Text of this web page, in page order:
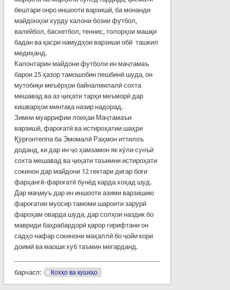
бештари онро иншооти варзишӣ, ба монанди
майдонҳои хурду калони бозии футбол,
валейбол, баскетбол, теннис, толорҳои машқи
бадан ва қасри намудҳои варзиши обӣ ташкил
медиҳанд.
Калонтарин майдони футболи ин маҷтамаъ
барои 25 ҳазор тамошобин пешбинӣ шуда, он
мутобиқи меъёрҳои байналмилалӣ сохта
мешавад ва аз ҷиҳати тарҳи меъморӣ дар
кишварҳои минтақа назир надорад.
Зимни муаррифии лоиҳаи Маҷтамаъи
варзишӣ, фароғатӣ ва истироҳатии шаҳри
Қӯрғонтеппа ба Эмомалӣ Раҳмон иттилоъ
доданд, ки дар ин ҷо ҳамзамон як кӯли сунъӣ
сохта мешавад ва ҷиҳати таъмини истироҳати
сокинон дар майдони 12 гектари дигар боғи
фарҳангӣ-фароғатӣ бунёд карда хоҳад шуд.
Дар маҷмуъ дар ин иншооти азими варзишию
фароғатии муосир тамоми шароити зарурӣ
фароҳам оварда шуда, дар солҳои наздик бо
мавриди баҳрабардорӣ қарор гирифтани он
садҳо нафар сокинони маҳаллӣ бо ҷойи кори
доимӣ ва маоши хуб таъмин мегарданд.
барчасп: Кохҳо ва кушкҳо